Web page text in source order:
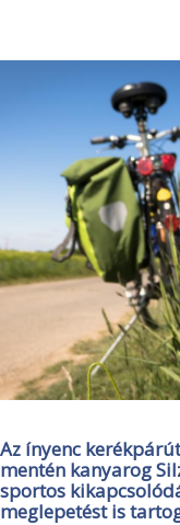
Az ínyenc
mentén kanyarog
sportos
meglepetést is